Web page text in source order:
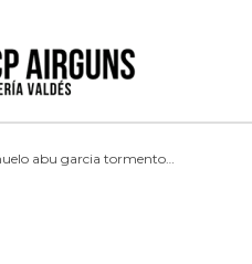
abu garcia tormentor #bb, 90mm